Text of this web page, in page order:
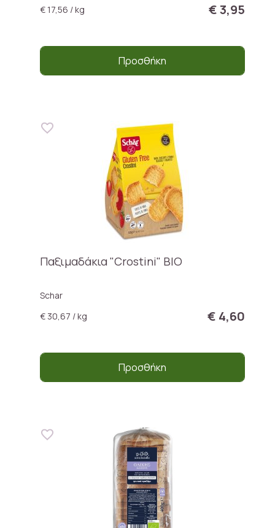
€ 17,56 / kg
€ 3,95
Προσθήκη
Παξιμαδάκια "Crostini" BIO
Schar
€ 30,67 / kg
€ 4,60
Προσθήκη